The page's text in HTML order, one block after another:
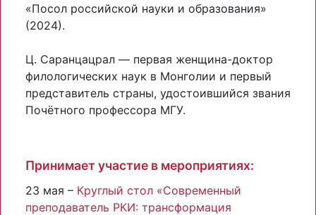
«Посол российской науки и образования»
(2024).
Ц. Саранцацрал — первая женщина-доктор
филологических наук в Монголии и первый
представитель страны, удостоившийся звания
Почётного профессора МГУ.
Принимает участие в мероприятиях:
23 мая – Круглый стол «Современный
преподаватель РКИ: трансформация